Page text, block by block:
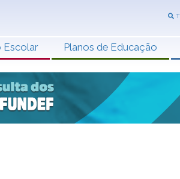
Escolar Planos de Educação